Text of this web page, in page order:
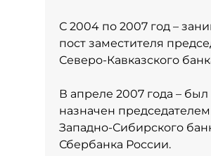
С 2004 по 2007 год –
пост заместителя
Северо-Кавказского
В апреле 2007 года – был
назначен председателем
Западно-Сибирского
Сбербанка России.